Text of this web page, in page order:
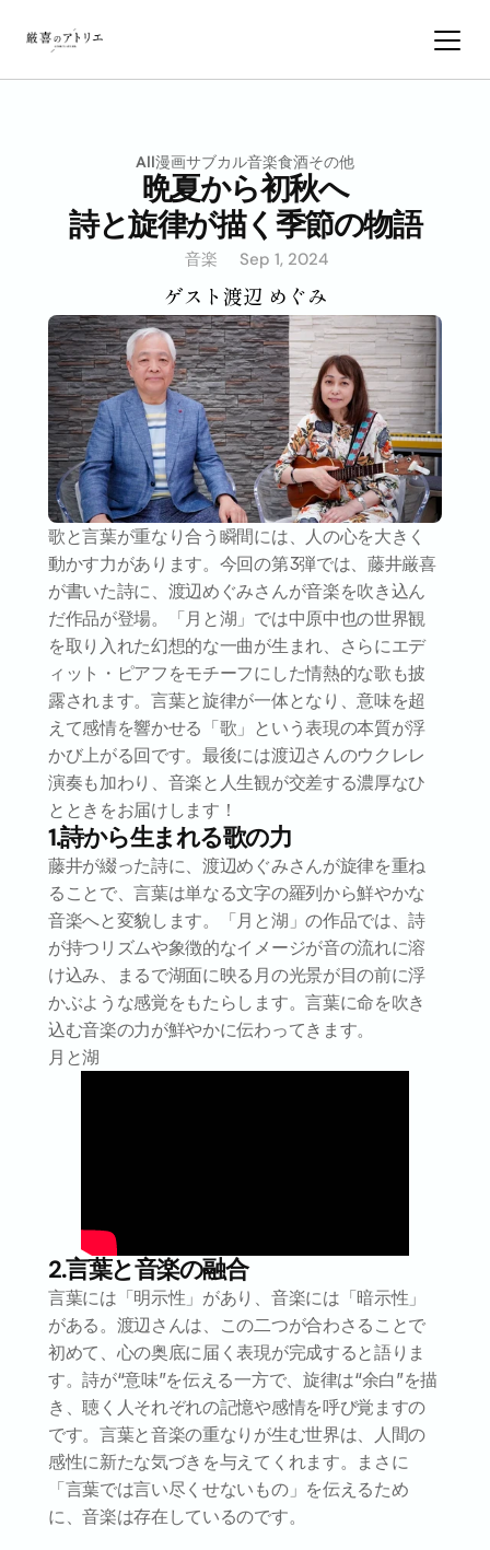
All漫画サブカル音楽食酒その他
晩夏から初秋へ
詩と旋律が描く季節の物語
音楽 Sep 1, 2024
ゲスト渡辺 めぐみ
歌と言葉が重なり合う瞬間には、人の心を大きく
動かす力があります。今回の第3弾では、藤井厳喜
が書いた詩に、渡辺めぐみさんが音楽を吹き込ん
だ作品が登場。「月と湖」では中原中也の世界観
を取り入れた幻想的な一曲が生まれ、さらにエデ
ィット・ピアフをモチーフにした情熱的な歌も披
露されます。言葉と旋律が一体となり、意味を超
えて感情を響かせる「歌」という表現の本質が浮
かび上がる回です。最後には渡辺さんのウクレレ
演奏も加わり、音楽と人生観が交差する濃厚なひ
とときをお届けします！
1.詩から生まれる歌の力
藤井が綴った詩に、渡辺めぐみさんが旋律を重ね
ることで、言葉は単なる文字の羅列から鮮やかな
音楽へと変貌します。「月と湖」の作品では、詩
が持つリズムや象徴的なイメージが音の流れに溶
け込み、まるで湖面に映る月の光景が目の前に浮
かぶような感覚をもたらします。言葉に命を吹き
込む音楽の力が鮮やかに伝わってきます。
月と湖
2.言葉と音楽の融合
言葉には「明示性」があり、音楽には「暗示性」
がある。渡辺さんは、この二つが合わさることで
初めて、心の奥底に届く表現が完成すると語りま
す。詩が“意味”を伝える一方で、旋律は“余白”を描
き、聴く人それぞれの記憶や感情を呼び覚ますの
です。言葉と音楽の重なりが生む世界は、人間の
感性に新たな気づきを与えてくれます。まさに
「言葉では言い尽くせないもの」を伝えるため
に、音楽は存在しているのです。